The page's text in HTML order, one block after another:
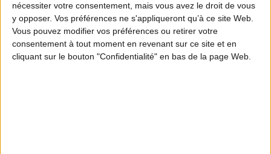
nécessiter votre consentement, mais vous avez le droit de vous
y opposer. Vos préférences ne s'appliqueront qu’à ce site Web.
Vous pouvez modifier vos préférences ou retirer votre
consentement à tout moment en revenant sur ce site et en
cliquant sur le bouton "Confidentialité" en bas de la page Web.